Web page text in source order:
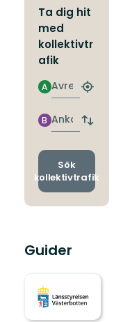
Ta dig hit
med
kollektivtr
afik
Avresa
A
Hitta
Ankomst
B
Byt
och
Sök
kollektivtrafik
Guider